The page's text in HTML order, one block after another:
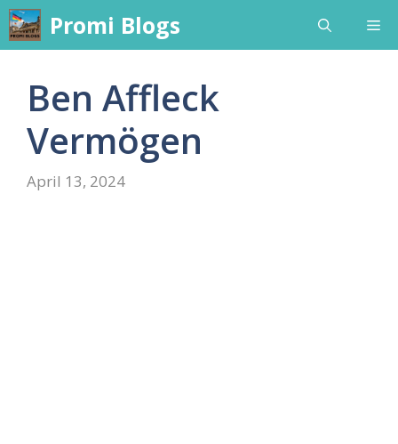
Skip
to
content
Promi Blogs
Ben Affleck
Vermögen
April 13, 2024